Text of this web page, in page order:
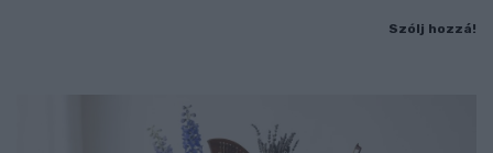
Szólj hozzá!